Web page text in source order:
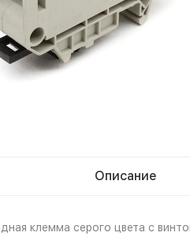
Описание
клемма серого цвета с